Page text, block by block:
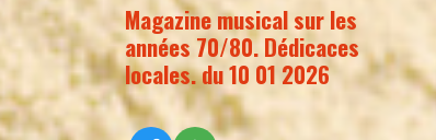
Magazine musical sur les
années 70/80. Dédicaces
locales. du 10 01 2026